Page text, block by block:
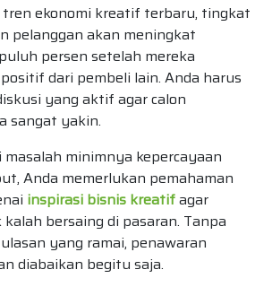
ekonomi kreatif terbaru, tingkat
pelanggan akan meningkat
persen setelah mereka
dari pembeli lain. Anda harus
yang aktif agar calon
sangat yakin.
minimnya kepercayaan
Anda memerlukan pemahaman
inspirasi bisnis kreatifagar
bersaing di pasaran. Tanpa
yang ramai, penawaran
diabaikan begitu saja.